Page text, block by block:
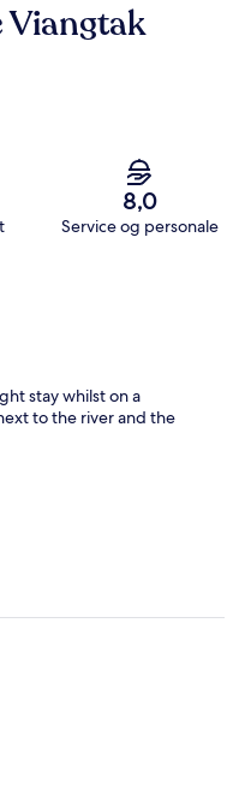
Viangtak
8,0
Service og personale
stay whilst on a
to the river and the